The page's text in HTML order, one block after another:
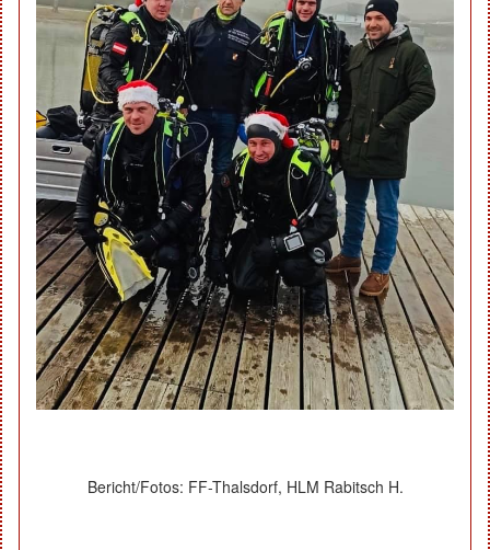
Bericht/Fotos: FF-Thalsdorf, HLM Rabitsch H.